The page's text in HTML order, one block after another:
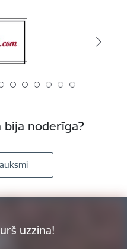
noderīga?
uzzina!